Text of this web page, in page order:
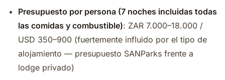
Presupuesto por persona (7 noches incluidas todas
las comidas y combustible): ZAR 7.000–18.000 /
USD 350–900 (fuertemente influido por el tipo de
alojamiento — presupuesto SANParks frente a
lodge privado)